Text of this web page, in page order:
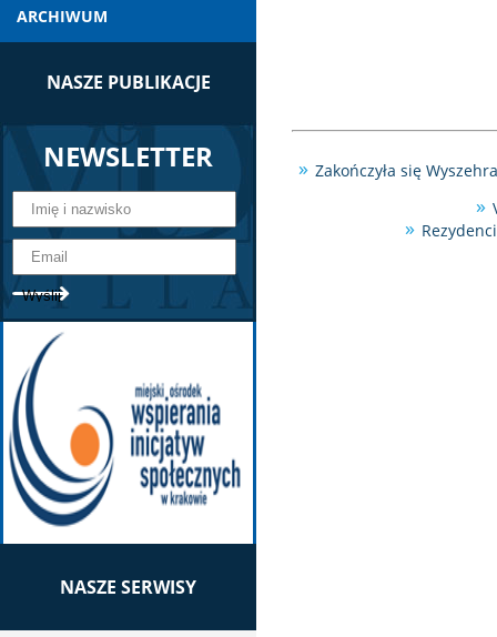
ARCHIWUM
NASZE PUBLIKACJE
NEWSLETTER
NASZE SERWISY
Zakończyła się